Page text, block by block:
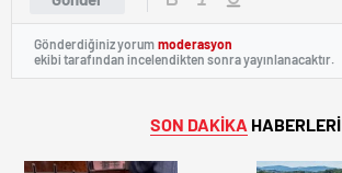
Gönderdiğiniz yorum moderasyon
ekibi tarafından incelendikten sonra yayınlanacaktır.
SON DAKİKA HABERLERİ